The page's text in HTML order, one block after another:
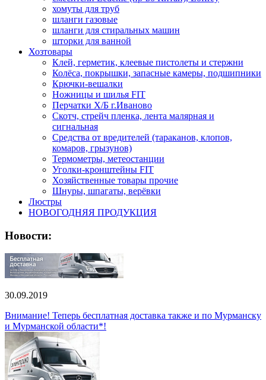
хомуты для труб
шланги газовые
шланги для стиральных машин
шторки для ванной
Хозтовары
Клей, герметик, клеевые пистолеты и стержни
Колёса, покрышки, запасные камеры, подшипники
Крючки-вешалки
Ножницы и шилья FIT
Перчатки Х/Б г.Иваново
Скотч, стрейч пленка, лента малярная и
сигнальная
Средства от вредителей (тараканов, клопов,
комаров, грызунов)
Термометры, метеостанции
Уголки-кронштейны FIT
Хозяйственные товары прочие
Шнуры, шпагаты, верёвки
Люстры
НОВОГОДНЯЯ ПРОДУКЦИЯ
Новости:
30.09.2019
Внимание! Теперь бесплатная доставка также и по Мурманску
и Мурманской области*!